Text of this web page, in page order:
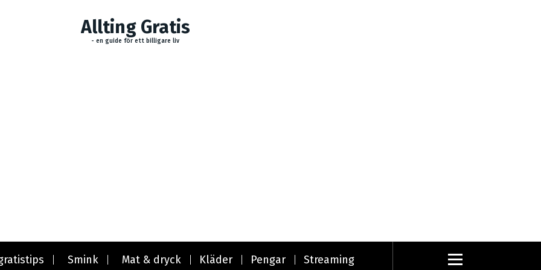
Allting Gratis
- en guide för ett billigare liv
Smink Mat & dryck Kläder Pengar Streaming